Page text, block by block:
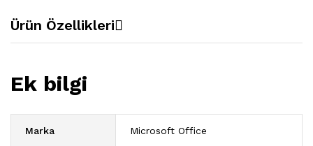
Ürün Özellikleri
Ek bilgi
Marka Microsoft Office